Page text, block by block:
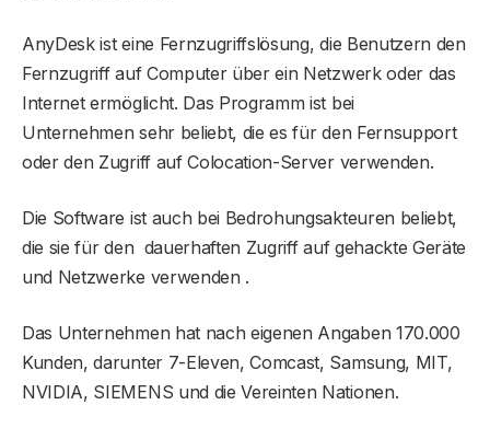
AnyDesk ist eine Fernzugriffslösung, die Benutzern den
Fernzugriff auf Computer über ein Netzwerk oder das
Internet ermöglicht. Das Programm ist bei
Unternehmen sehr beliebt, die es für den Fernsupport
oder den Zugriff auf Colocation-Server verwenden.
Die Software ist auch bei Bedrohungsakteuren beliebt,
die sie für den dauerhaften Zugriff auf gehackte Geräte
und Netzwerke verwenden .
Das Unternehmen hat nach eigenen Angaben 170.000
Kunden, darunter 7-Eleven, Comcast, Samsung, MIT,
NVIDIA, SIEMENS und die Vereinten Nationen.